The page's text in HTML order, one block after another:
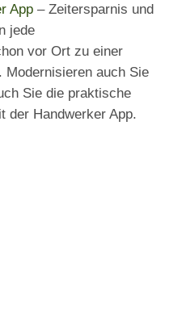
App – Zeitersparnis und
jede
vor Ort zu einer
Modernisieren auch Sie
Sie die praktische
der Handwerker App.